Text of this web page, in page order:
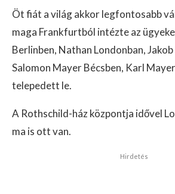
Öt fiát a világ akkor legfontosabb
maga Frankfurtból intézte az
Berlinben, Nathan Londonban,
Salomon Mayer Bécsben, Karl
telepedett le.
A Rothschild-ház központja idővel
ma is ott van.
Hirdetés